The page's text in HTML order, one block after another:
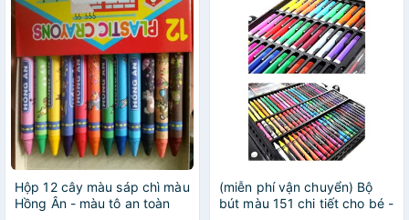
Hộp 12 cây màu sáp chì màu
Hồng Ân - màu tô an toàn
(miễn phí vận chuyển) Bộ
bút màu 151 chi tiết cho bé -